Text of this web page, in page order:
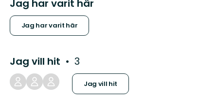
Jag har varit här
Jag har varit här
Jag vill hit 3
Jag vill hit